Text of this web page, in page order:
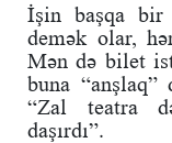
İşin başqa bir
demək olar,
Mən də bilet
buna
“Zal teatra
daşırdı”.